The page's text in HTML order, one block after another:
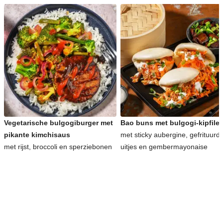
Vegetarische bulgogiburger met
pikante kimchisaus
met rijst, broccoli en sperziebonen
Bao buns met bulgogi-kipfilet
met sticky aubergine,
uitjes en gembermayonaise